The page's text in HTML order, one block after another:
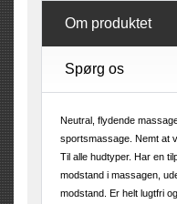
Om produktet
Spørg os
Neutral, flydende
sportsmassage. Nemt at
Til alle hudtyper. Har en
modstand i massagen,
modstand. Er helt lugtfri